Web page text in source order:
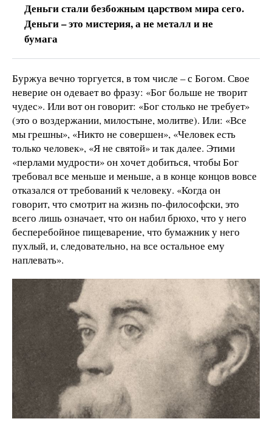
Деньги стали безбожным царством мира сего.
Деньги – это мистерия, а не металл и не
бумага
Буржуа вечно торгуется, в том числе – с Богом. Свое
неверие он одевает во фразу: «Бог больше не творит
чудес». Или вот он говорит: «Бог столько не требует»
(это о воздержании, милостыне, молитве). Или: «Все
мы грешны», «Никто не совершен», «Человек есть
только человек», «Я не святой» и так далее. Этими
«перлами мудрости» он хочет добиться, чтобы Бог
требовал все меньше и меньше, а в конце концов вовсе
отказался от требований к человеку. «Когда он
говорит, что смотрит на жизнь по-философски, это
всего лишь означает, что он набил брюхо, что у него
бесперебойное пищеварение, что бумажник у него
пухлый, и, следовательно, на все остальное ему
наплевать».